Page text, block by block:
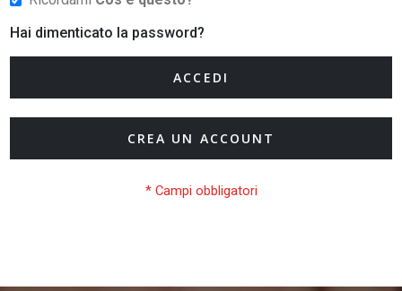
Hai dimenticato la password?
ACCEDI
CREA UN ACCOUNT